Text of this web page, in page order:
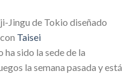
Jingu de Tokio diseñado
con Taisei
ha sido la sede de la
la semana pasada y está